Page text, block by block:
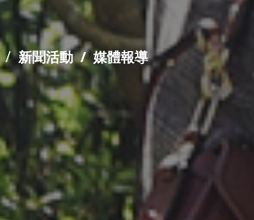
新聞活動 媒體報導